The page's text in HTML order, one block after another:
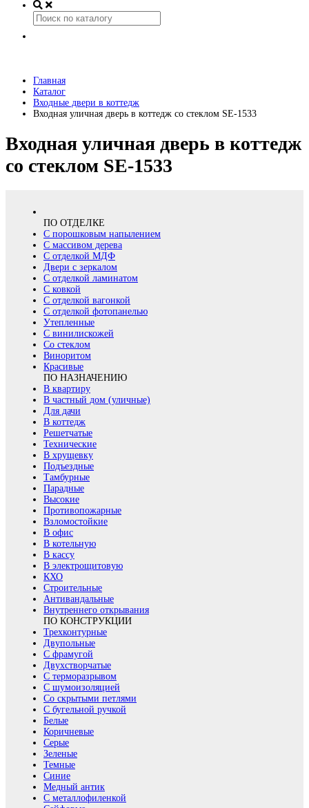
Главная
Каталог
Входные двери в коттедж
Входная уличная дверь в коттедж со стеклом SE-1533
Входная уличная дверь в коттедж
со стеклом SE-1533
ПО ОТДЕЛКЕ
С порошковым напылением
С массивом дерева
С отделкой МДФ
Двери с зеркалом
С отделкой ламинатом
С ковкой
С отделкой вагонкой
С отделкой фотопанелью
Утепленные
С винилискожей
Со стеклом
Виноритом
Красивые
ПО НАЗНАЧЕНИЮ
В квартиру
В частный дом (уличные)
Для дачи
В коттедж
Решетчатые
Технические
В хрущевку
Подъездные
Тамбурные
Парадные
Высокие
Противопожарные
Взломостойкие
В офис
В котельную
В кассу
В электрощитовую
КХО
Строительные
Антивандальные
Внутреннего открывания
ПО КОНСТРУКЦИИ
Трехконтурные
Двупольные
С фрамугой
Двухстворчатые
С терморазрывом
С шумоизоляцией
Со скрытыми петлями
С бугельной ручкой
Белые
Коричневые
Серые
Зеленые
Темные
Синие
Медный антик
С металлофиленкой